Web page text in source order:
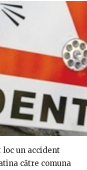
un accident
către comuna